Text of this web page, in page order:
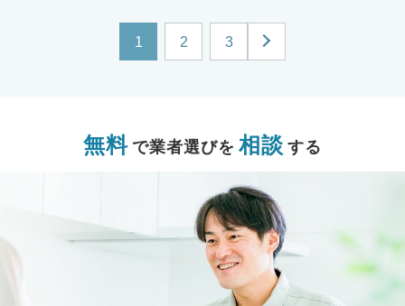
1 2 3
無料 で業者選びを 相談 する